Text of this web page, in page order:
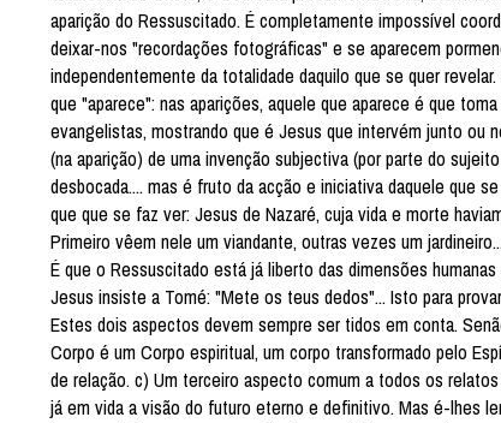
aparição do Ressuscitado. É completamente impossível
deixar-nos "recordações fotográficas" e se aparecem
independentemente da totalidade daquilo que se quer
que "aparece": nas aparições, aquele que aparece é que
evangelistas, mostrando que é Jesus que intervém junto ou
(na aparição) de uma invenção subjectiva (por parte do
desbocada.... mas é fruto da acção e iniciativa daquele que
que que se faz ver: Jesus de Nazaré, cuja vida e morte
Primeiro vêem nele um viandante, outras vezes um
É que o Ressuscitado está já liberto das dimensões
Jesus insiste a Tomé: "Mete os teus dedos"... Isto para
Estes dois aspectos devem sempre ser tidos em conta.
Corpo é um Corpo espiritual, um corpo transformado pelo
de relação. c) Um terceiro aspecto comum a todos os
já em vida a visão do futuro eterno e definitivo. Mas é-lhes